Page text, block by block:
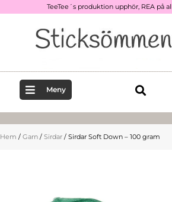
TeeTee´s produktion upphör, REA på
Meny
Hem / Garn / Sirdar / Sirdar Soft Down – 100 gram